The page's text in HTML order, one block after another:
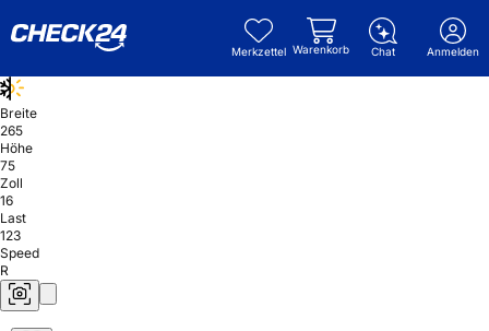
Merkzettel Warenkorb Chat Anmelden
Breite
265
Höhe
75
Zoll
16
Last
123
Speed
R